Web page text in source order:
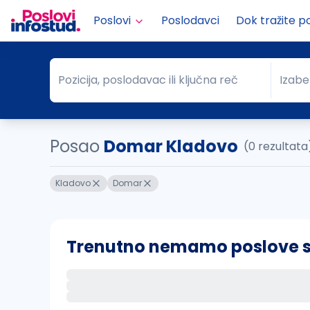
Poslovi Poslodavci Dok tražite
Pozicija, poslodavac ili ključna reč
Pozicija, poslodavac ili ključna reč Grad
Posao Domar Kladovo (0
Kladovo Domar
Trenutno nemamo poslove